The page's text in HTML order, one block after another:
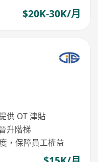
$20K-30K/月
供 OT 津貼
升階梯
，保障員工權益